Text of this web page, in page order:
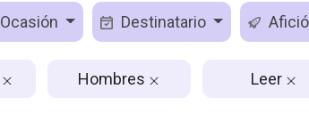
Ocasión Destinatario
Hombres Leer